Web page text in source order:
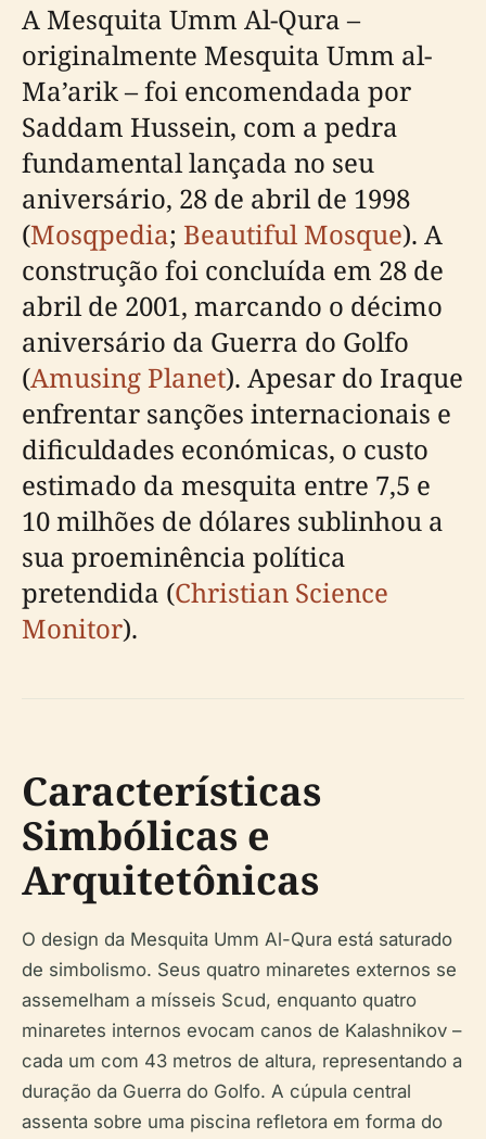
A Mesquita Umm Al-Qura –
originalmente Mesquita Umm al-
Ma’arik – foi encomendada por
Saddam Hussein, com a pedra
fundamental lançada no seu
aniversário, 28 de abril de 1998
(Mosqpedia; Beautiful Mosque). A
construção foi concluída em 28 de
abril de 2001, marcando o décimo
aniversário da Guerra do Golfo
(Amusing Planet). Apesar do Iraque
enfrentar sanções internacionais e
dificuldades económicas, o custo
estimado da mesquita entre 7,5 e
10 milhões de dólares sublinhou a
sua proeminência política
pretendida (Christian Science
Monitor).
Características
Simbólicas e
Arquitetônicas
O design da Mesquita Umm Al-Qura está saturado
de simbolismo. Seus quatro minaretes externos se
assemelham a mísseis Scud, enquanto quatro
minaretes internos evocam canos de Kalashnikov –
cada um com 43 metros de altura, representando a
duração da Guerra do Golfo. A cúpula central
assenta sobre uma piscina refletora em forma do